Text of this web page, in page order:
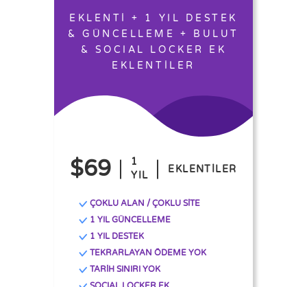
EKLENTİ + 1 YIL DESTEK
& GÜNCELLEME + BULUT
& SOCIAL LOCKER EK
EKLENTİLER
$69
1
YIL
EKLENTİLER
ÇOKLU ALAN / ÇOKLU SİTE
1 YIL GÜNCELLEME
1 YIL DESTEK
TEKRARLAYAN ÖDEME YOK
TARİH SINIRI YOK